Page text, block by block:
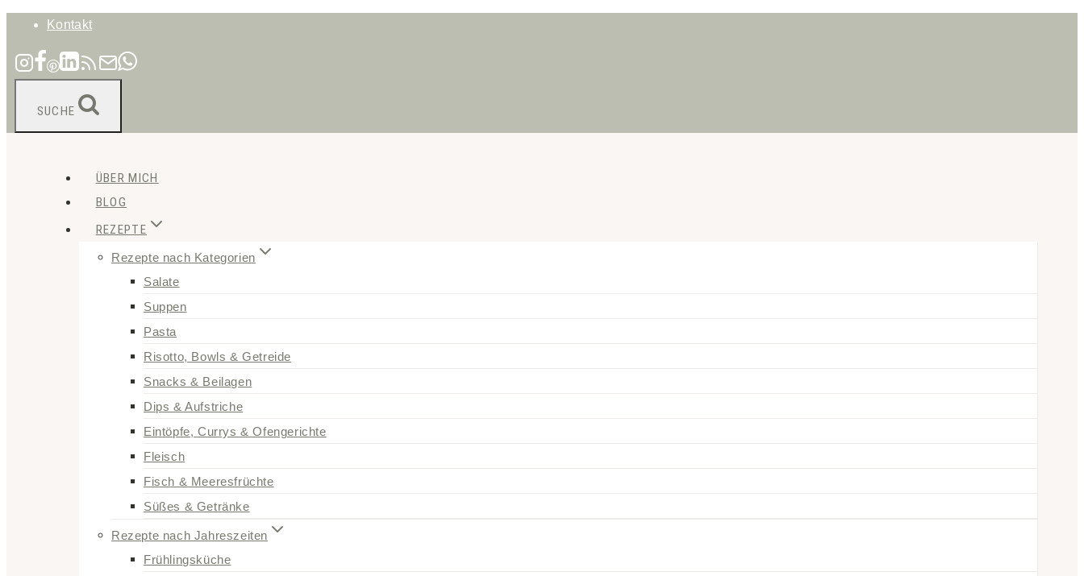
springen
Kontakt
SUCHE
ÜBER MICH
BLOG
REZEPTE
Rezepte nach Kategorien
Salate
Suppen
Pasta
Risotto, Bowls & Getreide
Snacks & Beilagen
Dips & Aufstriche
Eintöpfe, Currys & Ofengerichte
Fleisch
Fisch & Meeresfrüchte
Süßes & Getränke
Rezepte nach Jahreszeiten
Frühlingsküche